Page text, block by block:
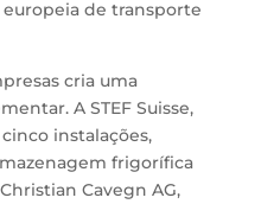
de transporte
cria uma
A STEF Suisse,
instalações,
frigorífica
Cavegn AG,